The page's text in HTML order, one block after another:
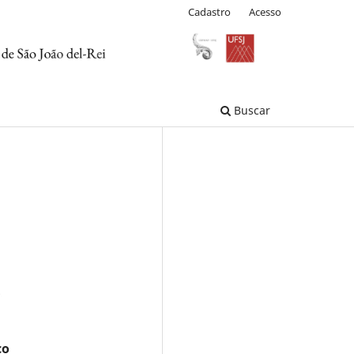
Buscar
Cadastro Acesso